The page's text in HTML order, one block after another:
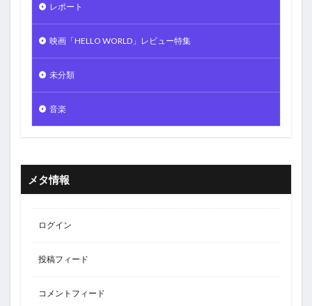
レポート
映画「HELLO WORLD」レビュー特集
未分類
音楽
メタ情報
ログイン
投稿フィード
コメントフィード